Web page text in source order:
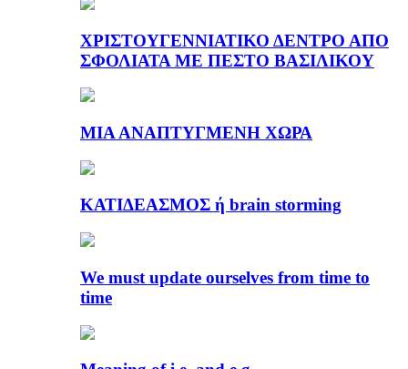
ΧΡΙΣΤΟΥΓΕΝΝΙΑΤΙΚΟ ΔΕΝΤΡΟ ΑΠΟ
ΣΦΟΛΙΑΤΑ ΜΕ ΠΕΣΤΟ ΒΑΣΙΛΙΚΟΥ
ΜΙΑ ΑΝΑΠΤΥΓΜΕΝΗ ΧΩΡΑ
ΚΑΤΙΔΕΑΣΜΟΣ ή brain storming
We must update ourselves from time to
time